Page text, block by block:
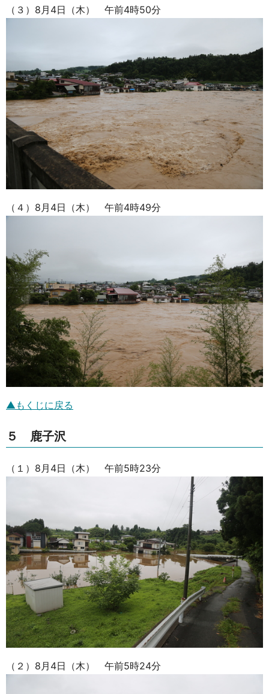
（３）8月4日（木） 午前4時50分
（４）8月4日（木） 午前4時49分
▲もくじに戻る
５ 鹿子沢
（１）8月4日（木） 午前5時23分
（２）8月4日（木） 午前5時24分